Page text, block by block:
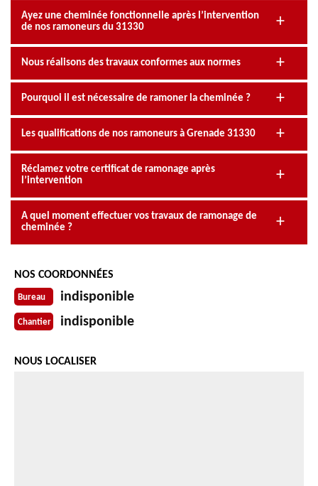
Ayez une cheminée fonctionnelle après l’intervention
de nos ramoneurs du 31330
Nous réalisons des travaux conformes aux normes
Pourquoi il est nécessaire de ramoner la cheminée ?
Les qualifications de nos ramoneurs à Grenade 31330
Réclamez votre certificat de ramonage après
l’intervention
A quel moment effectuer vos travaux de ramonage de
cheminée ?
NOS COORDONNÉES
Bureau indisponible
Chantier indisponible
NOUS LOCALISER